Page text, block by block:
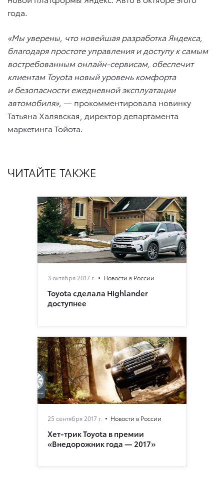
года.
«Мы уверены, что новейшая разработка Яндекса,
благодаря простоте управления и доступу к самым
востребованным онлайн-сервисам, обеспечит
клиентам Toyota новый уровень комфорта
и безопасности ежедневной эксплуатации
автомобиля», — прокомментировала новинку
Татьяна Халявская, директор департамента
маркетинга Тойота.
ЧИТАЙТЕ ТАКЖЕ
3 октября 2017 г. Новости в России
Toyota сделала Highlander
доступнее
25 сентября 2017 г. Новости в России
Хет-трик Toyota в премии
«Внедорожник года — 2017»